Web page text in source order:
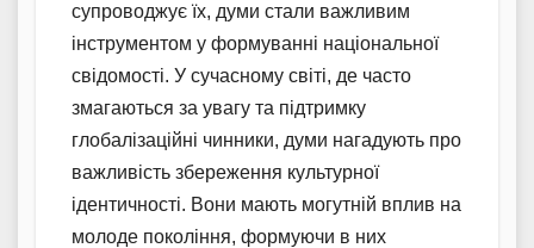
супроводжує їх, думи стали важливим
інструментом у формуванні національної
свідомості. У сучасному світі, де часто
змагаються за увагу та підтримку
глобалізаційні чинники, думи нагадують про
важливість збереження культурної
ідентичності. Вони мають могутній вплив на
молоде покоління, формуючи в них